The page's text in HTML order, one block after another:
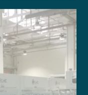
trigger